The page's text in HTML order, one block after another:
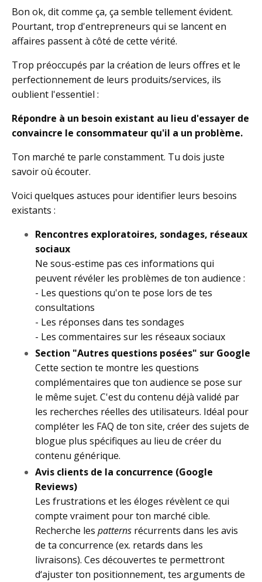
Bon ok, dit comme ça, ça semble tellement évident.
Pourtant, trop d'entrepreneurs qui se lancent en
affaires passent à côté de cette vérité.
Trop préoccupés par la création de leurs offres et le
perfectionnement de leurs produits/services, ils
oublient l'essentiel :
Répondre à un besoin existant au lieu d'essayer de
convaincre le consommateur qu'il a un problème.
Ton marché te parle constamment. Tu dois juste
savoir où écouter.
Voici quelques astuces pour identifier leurs besoins
existants :
Rencontres exploratoires, sondages, réseaux
sociaux
Ne sous-estime pas ces informations qui
peuvent révéler les problèmes de ton audience :
- Les questions qu'on te pose lors de tes
consultations
- Les réponses dans tes sondages
- Les commentaires sur les réseaux sociaux
Section "Autres questions posées" sur Google
Cette section te montre les questions
complémentaires que ton audience se pose sur
le même sujet. C'est du contenu déjà validé par
les recherches réelles des utilisateurs. Idéal pour
compléter les FAQ de ton site, créer des sujets de
blogue plus spécifiques au lieu de créer du
contenu générique.
Avis clients de la concurrence (Google
Reviews)
Les frustrations et les éloges révèlent ce qui
compte vraiment pour ton marché cible.
Recherche les patterns récurrents dans les avis
de ta concurrence (ex. retards dans les
livraisons). Ces découvertes te permettront
d‘ajuster ton positionnement, tes arguments de